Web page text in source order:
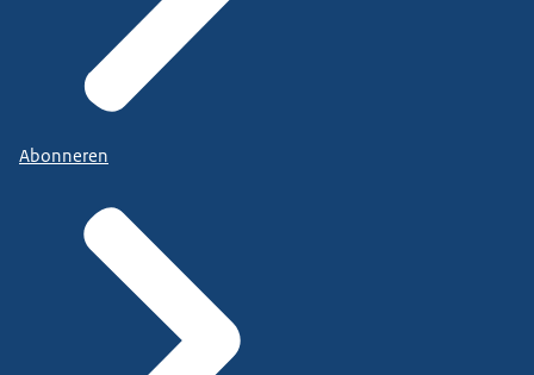
Abonneren